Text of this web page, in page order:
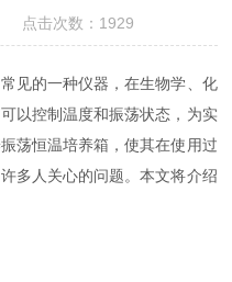
点击次数：1929
见的一种仪器，在生物学、化
以控制温度和振荡状态，为实
荡恒温培养箱，使其在使用过
多人关心的问题。本文将介绍